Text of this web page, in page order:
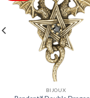
BIJOUX
Anneaux Acier Ligne Bleue
Acier Inoxydable